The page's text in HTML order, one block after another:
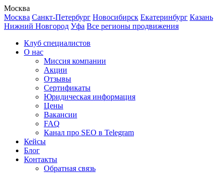
Москва
Москва Санкт-Петербург Новосибирск Екатеринбург Казань
Нижний Новгород Уфа Все регионы продвижения
Клуб специалистов
О нас
Миссия компании
Акции
Отзывы
Сертификаты
Юридическая информация
Цены
Вакансии
FAQ
Канал про SEO в Telegram
Кейсы
Блог
Контакты
Обратная связь